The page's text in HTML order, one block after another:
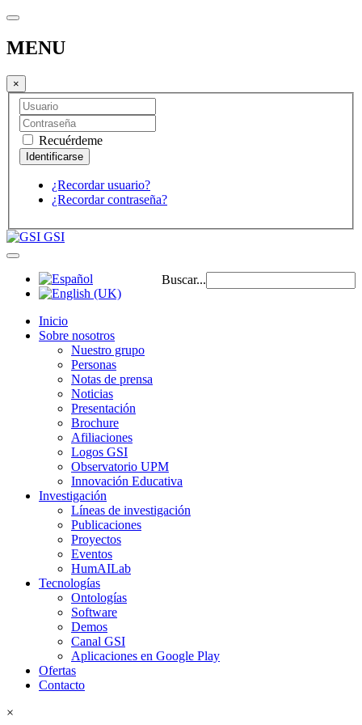
MENU
×
Recuérdeme
¿Recordar usuario?
¿Recordar contraseña?
GSI
Buscar...
Inicio
Sobre nosotros
Nuestro grupo
Personas
Notas de prensa
Noticias
Presentación
Brochure
Afiliaciones
Logos GSI
Observatorio UPM
Innovación Educativa
Investigación
Líneas de investigación
Publicaciones
Proyectos
Eventos
HumAILab
Tecnologías
Ontologías
Software
Demos
Canal GSI
Aplicaciones en Google Play
Ofertas
Contacto
×